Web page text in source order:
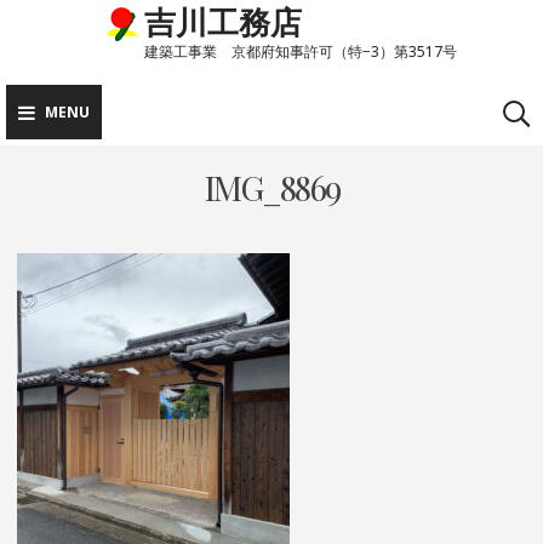
content
吉川工務店
建築工事業 京都府知事許可（特−3）第3517号
MENU
IMG_8869